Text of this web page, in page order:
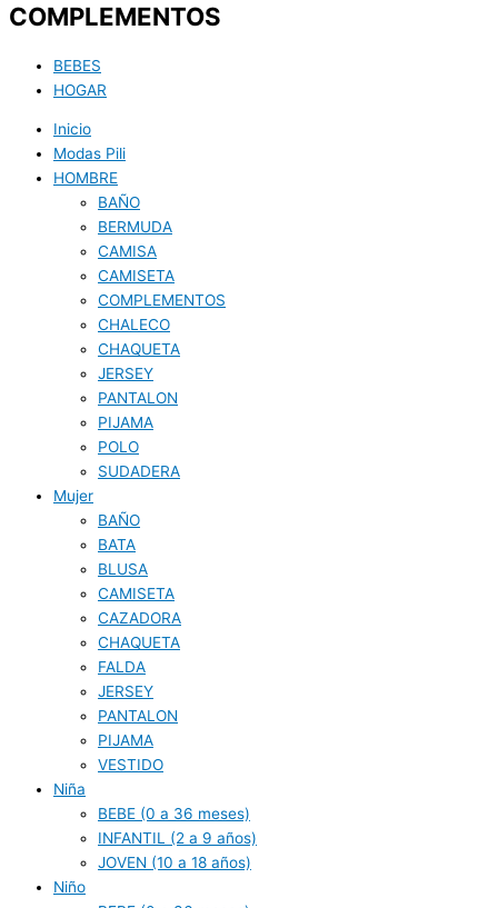
COMPLEMENTOS
BEBES
HOGAR
Inicio
Modas Pili
HOMBRE
BAÑO
BERMUDA
CAMISA
CAMISETA
COMPLEMENTOS
CHALECO
CHAQUETA
JERSEY
PANTALON
PIJAMA
POLO
SUDADERA
Mujer
BAÑO
BATA
BLUSA
CAMISETA
CAZADORA
CHAQUETA
FALDA
JERSEY
PANTALON
PIJAMA
VESTIDO
Niña
BEBE (0 a 36 meses)
INFANTIL (2 a 9 años)
JOVEN (10 a 18 años)
Niño